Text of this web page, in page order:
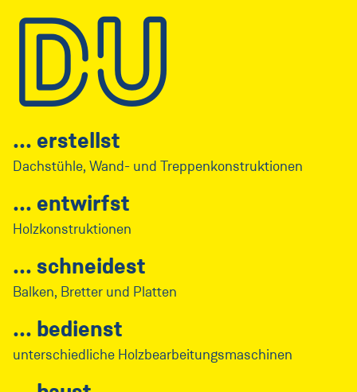
DU
erstellst
Dachstühle, Wand- und Treppenkonstruktionen
entwirfst
Holzkonstruktionen
schneidest
Balken, Bretter und Platten
bedienst
unterschiedliche Holzbearbeitungsmaschinen